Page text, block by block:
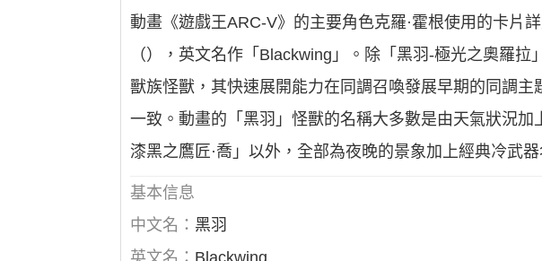
動畫《遊戲王ARC-V》的主要角色克羅·霍根使用的卡片
（），英文名作「Blackwing」。除「黑羽-極光之奧羅
獸族怪獸，其快速展開能力在同調召喚發展早期的同調
一致。動畫的「黑羽」怪獸的名稱大多數是由天氣狀況
漆黑之鷹匠·喬」以外，全部為夜晚的景象加上經典冷武器
基本信息
中文名： 黑羽
英文名： Blackwing